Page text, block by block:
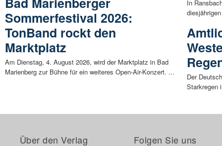
Sommerfestival 2026:
TonBand rockt den
Marktplatz
Am Dienstag, 4. August 2026, wird der Marktplatz in Bad
Marienberg zur Bühne für ein weiteres Open-Air-Konzert. ...
In
Der
Starkregen
Über den Verlag Folgen Sie uns